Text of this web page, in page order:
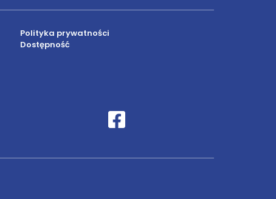
Polityka prywatności
Dostępność